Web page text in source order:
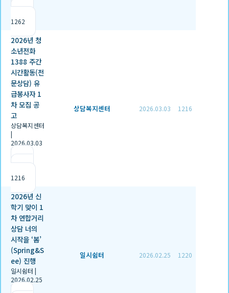
1262
2026년 청
소년전화
1388 주간
시간활동(전
문상담) 유
급봉사자 1
차 모집 공
고
상담복지센터
|
2026.03.03
|
1216
상담복지센터 2026.03.03 1216
2026년 신
학기 맞이 1
차 연합거리
상담 너의
시작을 ‘봄’
(Spring&S
ee) 진행
일시쉼터 |
2026.02.25
|
일시쉼터 2026.02.25 1220